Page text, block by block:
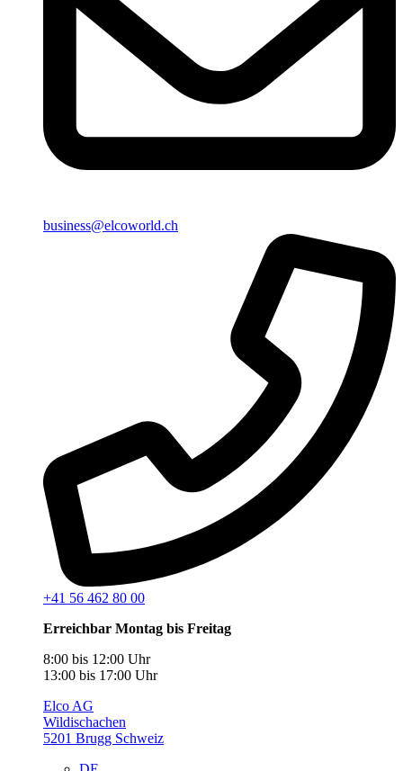
business@elcoworld.ch
+41 56 462 80 00
Erreichbar Montag bis Freitag
8:00 bis 12:00 Uhr
13:00 bis 17:00 Uhr
Elco AG
Wildischachen
5201 Brugg Schweiz